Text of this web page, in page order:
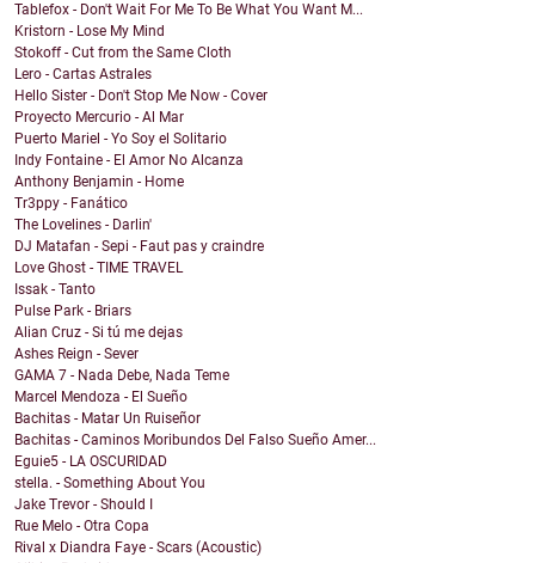
Tablefox - Don't Wait For Me To Be What You Want M...
Kristorn - Lose My Mind
Stokoff - Cut from the Same Cloth
Lero - Cartas Astrales
Hello Sister - Don't Stop Me Now - Cover
Proyecto Mercurio - Al Mar
Puerto Mariel - Yo Soy el Solitario
Indy Fontaine - El Amor No Alcanza
Anthony Benjamin - Home
Tr3ppy - Fanático
The Lovelines - Darlin'
DJ Matafan - Sepi - Faut pas y craindre
Love Ghost - TIME TRAVEL
Issak - Tanto
Pulse Park - Briars
Alian Cruz - Si tú me dejas
Ashes Reign - Sever
GAMA 7 - Nada Debe, Nada Teme
Marcel Mendoza - El Sueño
Bachitas - Matar Un Ruiseñor
Bachitas - Caminos Moribundos Del Falso Sueño Amer...
Eguie5 - LA OSCURIDAD
stella. - Something About You
Jake Trevor - Should I
Rue Melo - Otra Copa
Rival x Diandra Faye - Scars (Acoustic)